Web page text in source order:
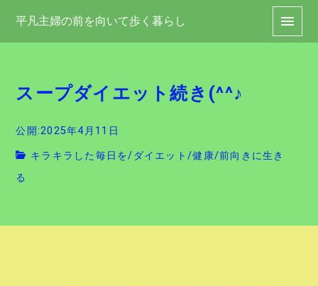
平凡主婦の前を向いて歩く暮らし
スープダイエット続き(^^♪
公開:2025年4月11日
キラキラした毎日を/ ダイエット /健康/前向きに生き
る